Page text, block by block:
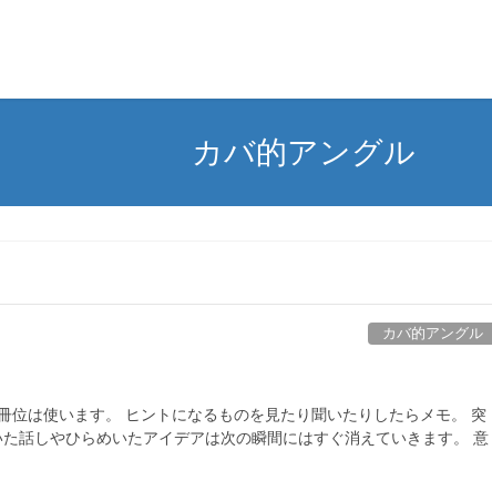
カバ的アングル
カバ的アングル
位は使います。 ヒントになるものを見たり聞いたりしたらメモ。 突
話しやひらめいたアイデアは次の瞬間にはすぐ消えていきます。 意